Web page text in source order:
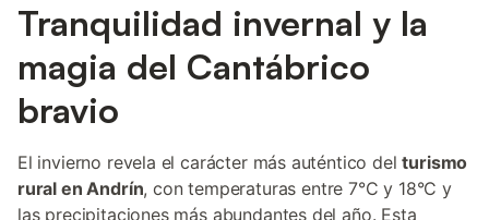
Tranquilidad invernal y la
magia del Cantábrico
bravio
El invierno revela el carácter más auténtico delturismo
rural en Andrín, con temperaturas entre 7°C y 18°C y
las precipitaciones más abundantes del año. Esta